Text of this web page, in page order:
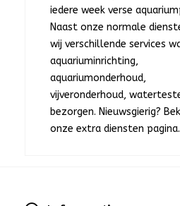
iedere week verse
Naast onze normale
wij verschillende services
aquariuminrichting,
aquariumonderhoud,
vijveronderhoud,
bezorgen. Nieuwsgierig?
onze extra diensten pagina.